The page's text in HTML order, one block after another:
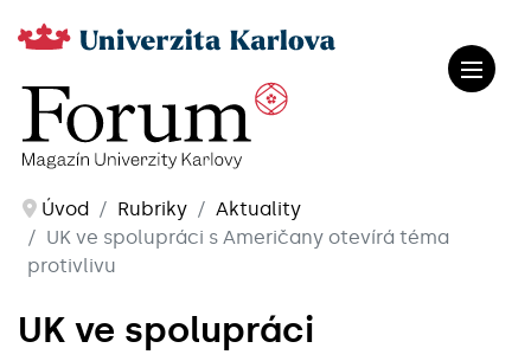
Úvod Rubriky
Aktuality
UK ve spolupráci s Američany otevírá téma
protivlivu
UK ve spolupráci